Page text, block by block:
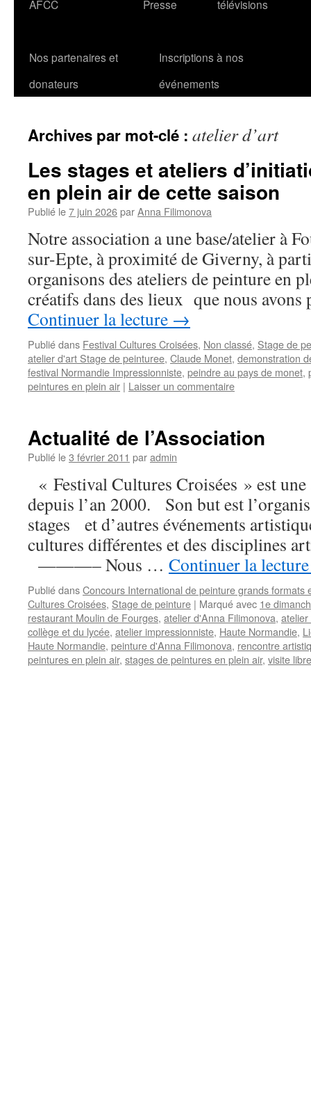
AFCC
Presse
télévisions
Nos partenaires et
donateurs
Inscriptions à nos
événements
Archives par mot-clé : atelier d’art
Les stages et ateliers
en plein air de cette saison
Publié le7 juin 2026parAnna Filimonova
Notre association a une base/atelier à
sur-Epte, à proximité de Giverny, à
organisons des ateliers de peinture en
créatifs dans des lieux que nous
Continuer la lecture →
Publié dans Festival Cultures Croisées, Non classé, Stage de
atelier d'art Stage de peinturee, Claude Monet, demonstration
festival Normandie Impressionniste, peindre au pays de monet,
peintures en plein air | Laisser un commentaire
Actualité de l’Association
Publié le3 février 2011 paradmin
« Festival Cultures Croisées » est
depuis l’an 2000. Son but est
stages et d’autres événements
cultures différentes et des disciplines
———– Nous … Continuer la
Publié dansConcours International de peinture grands formats
Cultures Croisées, Stage de peinture | Marqué avec 1e
restaurant Moulin de Fourges, atelier d'Anna Filimonova,
collège et du lycée, atelier impressionniste, Haute Normandie,
Haute Normandie, peinture d'Anna Filimonova, rencontre
peintures en plein air, stages de peintures en plein air, visite libre